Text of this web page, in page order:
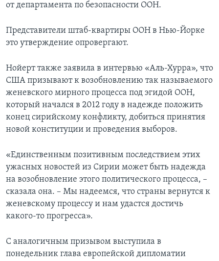
от департамента по безопасности ООН.
Представители штаб-квартиры ООН в Нью-Йорке
это утверждение опровергают.
Нойерт также заявила в интервью «Аль-Хурра», что
США призывают к возобновлению так называемого
женевского мирного процесса под эгидой ООН,
который начался в 2012 году в надежде положить
конец сирийскому конфликту, добиться принятия
новой конституции и проведения выборов.
«Единственным позитивным последствием этих
ужасных новостей из Сирии может быть надежда
на возобновление этого политического процесса, –
сказала она. – Мы надеемся, что страны вернутся к
женевскому процессу и нам удастся достичь
какого-то прогресса».
С аналогичным призывом выступила в
понедельник глава европейской дипломатии